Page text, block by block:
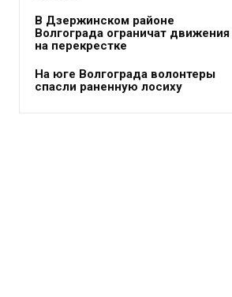
В Дзержинском районе
Волгограда ограничат движения
на перекрестке
На юге Волгограда волонтеры
спасли раненную лосиху